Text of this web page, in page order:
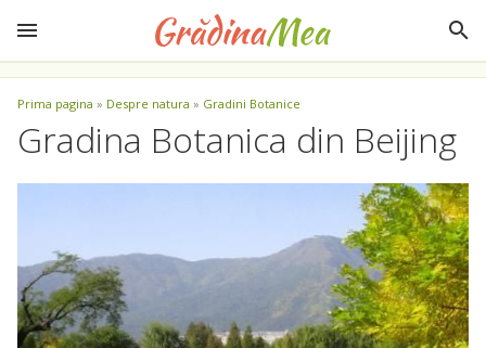
Prima pagina » Despre natura » Gradini Botanice
Gradina Botanica din Beijing